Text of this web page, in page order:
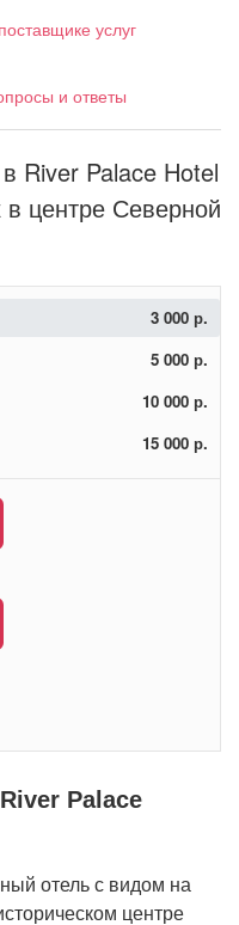
услуг
и ответы
River Palace Hotel
центре Северной
3 000 р.
5 000 р.
10 000 р.
15 000 р.
Palace
отель с видом на
центре